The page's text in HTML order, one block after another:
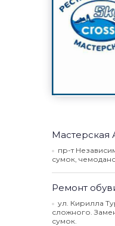
Мастерская
пр-т
сумок,
Ремонт
ул. Кирилла
сложного.
сумок.